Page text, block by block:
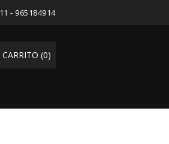
- 965184914
CARRITO (0)